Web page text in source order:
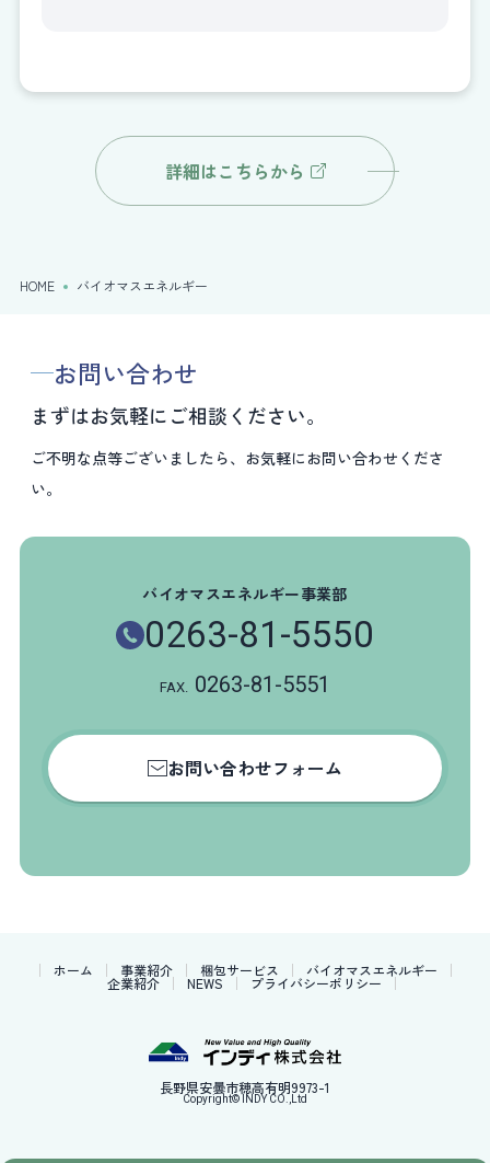
詳細はこちらから
HOME バイオマスエネルギー
お問い合わせ
まずはお気軽にご相談ください。
ご不明な点等ございましたら、お気軽にお問い合わせくださ
い。
バイオマスエネルギー事業部
0263-81-5550
FAX. 0263-81-5551
お問い合わせフォーム
ホーム 事業紹介 梱包サービス バイオマスエネルギー
企業紹介 NEWS プライバシーポリシー
長野県安曇市穂高有明9973-1
Copyright© INDY CO.,Ltd